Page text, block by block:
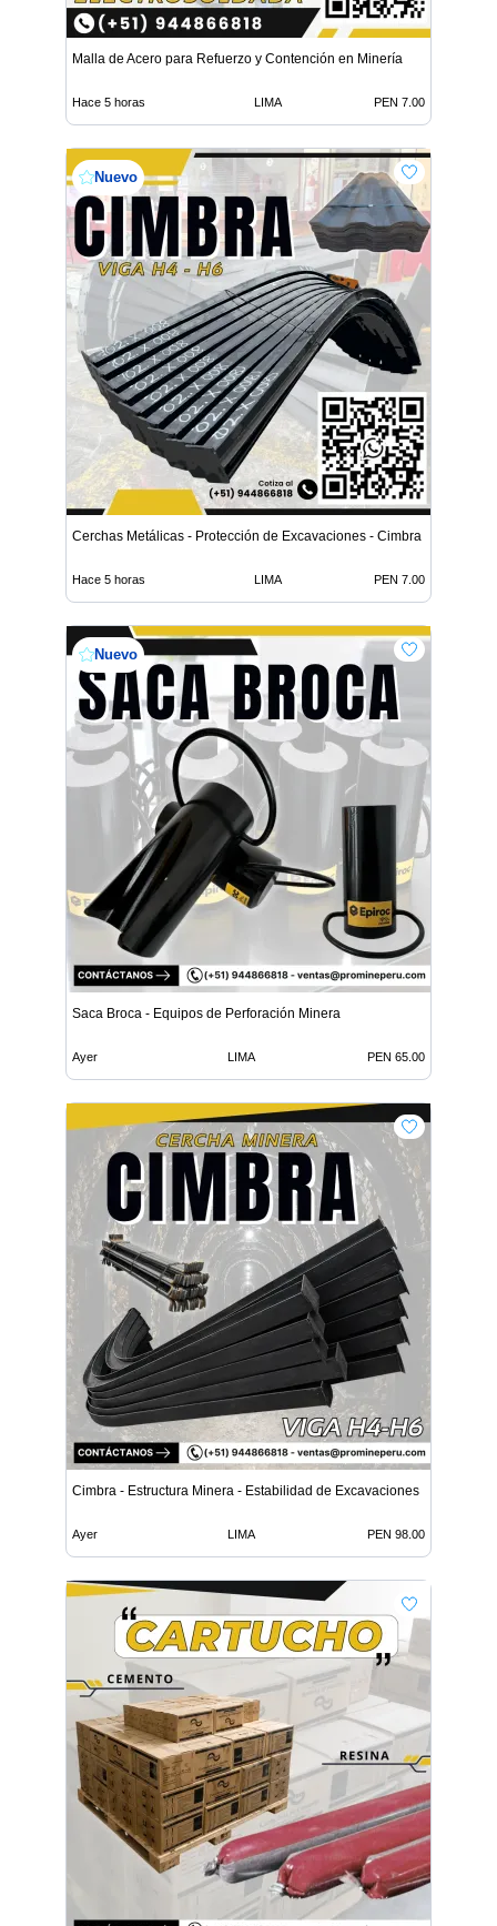
Malla de Acero para Refuerzo y Contención en Minería
Hace 5 horas LIMA PEN 7.00
Nuevo
Cerchas Metálicas - Protección de Excavaciones - Cimbra
Hace 5 horas LIMA PEN 7.00
Nuevo
Saca Broca - Equipos de Perforación Minera
Ayer LIMA PEN 65.00
Cimbra - Estructura Minera - Estabilidad de Excavaciones
Ayer LIMA PEN 98.00